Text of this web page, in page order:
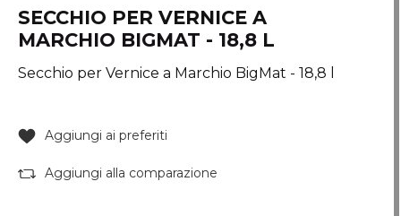
SECCHIO PER VERNICE A
MARCHIO BIGMAT - 18,8 L
Secchio per Vernice a Marchio BigMat - 18,8 l
Aggiungi ai preferiti
Aggiungi alla comparazione